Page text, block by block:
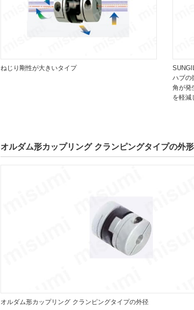
ねじり剛性が大きいタイプ
ハブの
角が発
を軽減
オルダム形カップリング クランピングタイプの外
オルダム形カップリング クランピングタイプの外径